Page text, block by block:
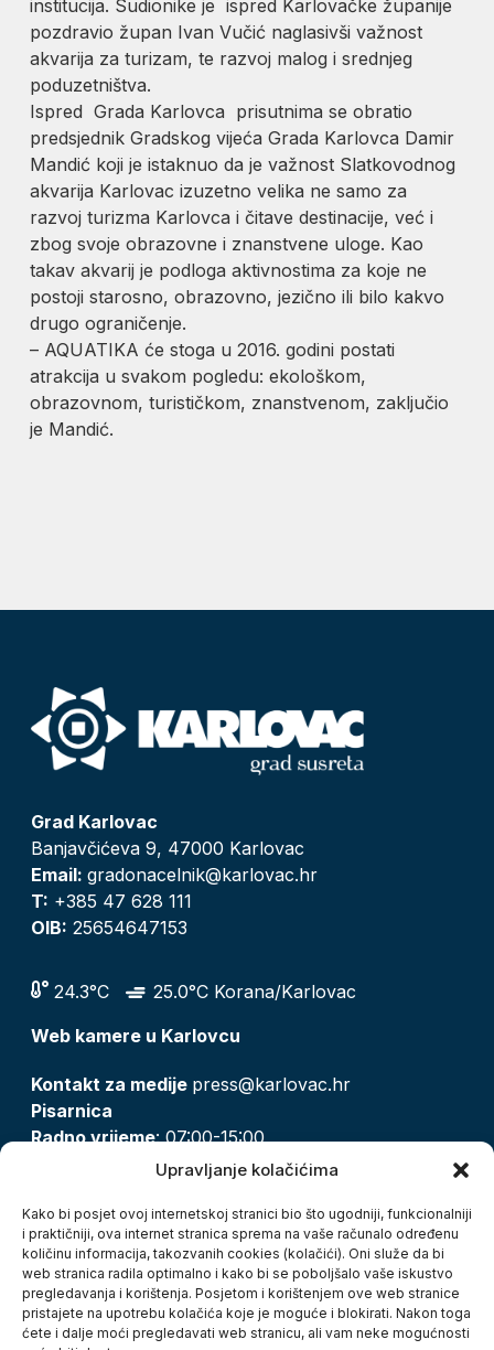
Upravljanje kolačićima
Kako bi posjet ovoj internetskoj stranici bio što ugodniji, funkcionalniji
i praktičniji, ova internet stranica sprema na vaše računalo određenu
količinu informacija, takozvanih cookies (kolačići). Oni služe da bi
web stranica radila optimalno i kako bi se poboljšalo vaše iskustvo
pregledavanja i korištenja. Posjetom i korištenjem ove web stranice
pristajete na upotrebu kolačića koje je moguće i blokirati. Nakon toga
ćete i dalje moći pregledavati web stranicu, ali vam neke mogućnosti
institucija. Sudionike je ispred Karlovačke županije
pozdravio župan Ivan Vučić naglasivši važnost
akvarija za turizam, te razvoj malog i srednjeg
poduzetništva.
Ispred Grada Karlovca prisutnima se obratio
predsjednik Gradskog vijeća Grada Karlovca Damir
Mandić koji je istaknuo da je važnost Slatkovodnog
akvarija Karlovac izuzetno velika ne samo za
razvoj turizma Karlovca i čitave destinacije, već i
zbog svoje obrazovne i znanstvene uloge. Kao
takav akvarij je podloga aktivnostima za koje ne
postoji starosno, obrazovno, jezično ili bilo kakvo
drugo ograničenje.
– AQUATIKA će stoga u 2016. godini postati
atrakcija u svakom pogledu: ekološkom,
obrazovnom, turističkom, znanstvenom, zaključio
je Mandić.
Grad Karlovac
Banjavčićeva 9, 47000 Karlovac
Email: gradonacelnik@karlovac.hr
T: +385 47 628 111
OIB: 25654647153
24.3°C
25.0°C Korana/Karlovac
Web kamere u Karlovcu
Kontakt za medije press@karlovac.hr
Pisarnica
Radno vrijeme: 07:00-15:00
pisarnica@karlovac.hr
Zaštita osobnih podataka
Pristup informacijama
Kolačići